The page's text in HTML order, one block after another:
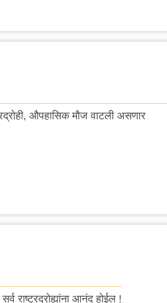
औपहासिक मौज वाटली असणार
राष्ट्रद्रोह्यांना आनंद होईल !